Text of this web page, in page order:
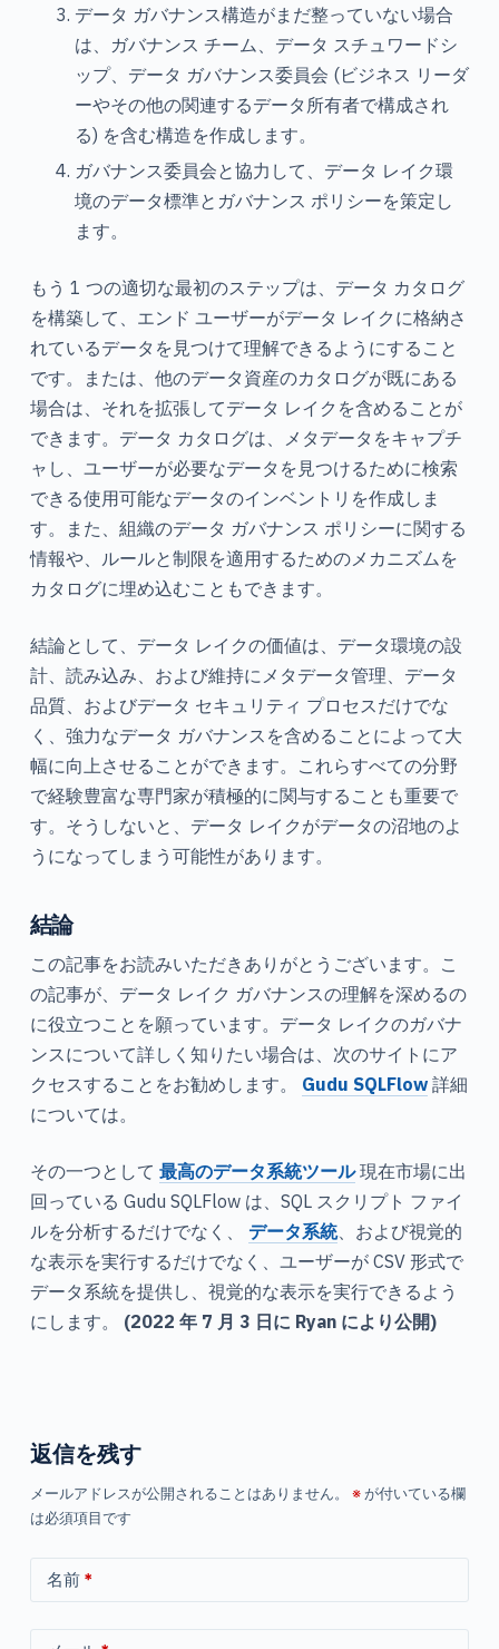
データ ガバナンス構造がまだ整っていない場合
は、ガバナンス チーム、データ スチュワードシ
ップ、データ ガバナンス委員会 (ビジネス リーダ
ーやその他の関連するデータ所有者で構成され
る) を含む構造を作成します。
ガバナンス委員会と協力して、データ レイク環
境のデータ標準とガバナンス ポリシーを策定し
ます。
もう 1 つの適切な最初のステップは、データ カタログ
を構築して、エンド ユーザーがデータ レイクに格納さ
れているデータを見つけて理解できるようにすること
です。または、他のデータ資産のカタログが既にある
場合は、それを拡張してデータ レイクを含めることが
できます。データ カタログは、メタデータをキャプチ
ャし、ユーザーが必要なデータを見つけるために検索
できる使用可能なデータのインベントリを作成しま
す。また、組織のデータ ガバナンス ポリシーに関する
情報や、ルールと制限を適用するためのメカニズムを
カタログに埋め込むこともできます。
結論として、データ レイクの価値は、データ環境の設
計、読み込み、および維持にメタデータ管理、データ
品質、およびデータ セキュリティ プロセスだけでな
く、強力なデータ ガバナンスを含めることによって大
幅に向上させることができます。これらすべての分野
で経験豊富な専門家が積極的に関与することも重要で
す。そうしないと、データ レイクがデータの沼地のよ
うになってしまう可能性があります。
結論
この記事をお読みいただきありがとうございます。こ
の記事が、データ レイク ガバナンスの理解を深めるの
に役立つことを願っています。データ レイクのガバナ
ンスについて詳しく知りたい場合は、次のサイトにア
クセスすることをお勧めします。 Gudu SQLFlow詳細
については。
その一つとして 最高のデータ系統ツール現在市場に出
回っている Gudu SQLFlow は、SQL スクリプト ファイ
ルを分析するだけでなく、 データ系統、および視覚的
な表示を実行するだけでなく、ユーザーが CSV 形式で
データ系統を提供し、視覚的な表示を実行できるよう
にします。 (2022 年 7 月 3 日に Ryan により公開)
返信を残す
メールアドレスが公開されることはありません。 ※が付いている欄
は必須項目です
名前*